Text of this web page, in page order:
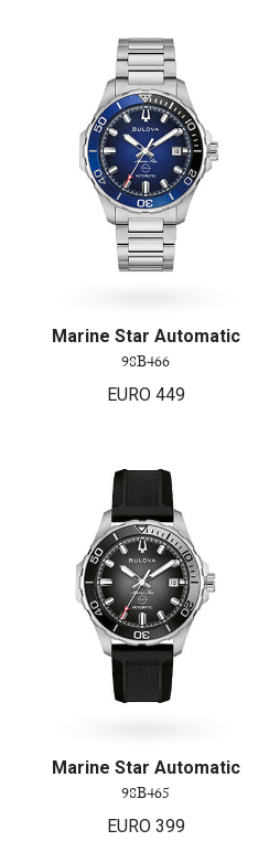
Marine Star Automatic
98B466
EURO 449
Marine Star Automatic
98B465
EURO 399